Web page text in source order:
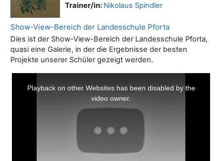
Trainer/in: Nikolaus Spindler
Show-View-Bereich der Landesschule Pforta
Dies ist der Show-View-Bereich der Landesschule Pforta,
quasi eine Galerie, in der die Ergebnisse der besten
Projekte unserer Schüler gezeigt werden.
Playback on other Websites has been disabled by the
video owner.